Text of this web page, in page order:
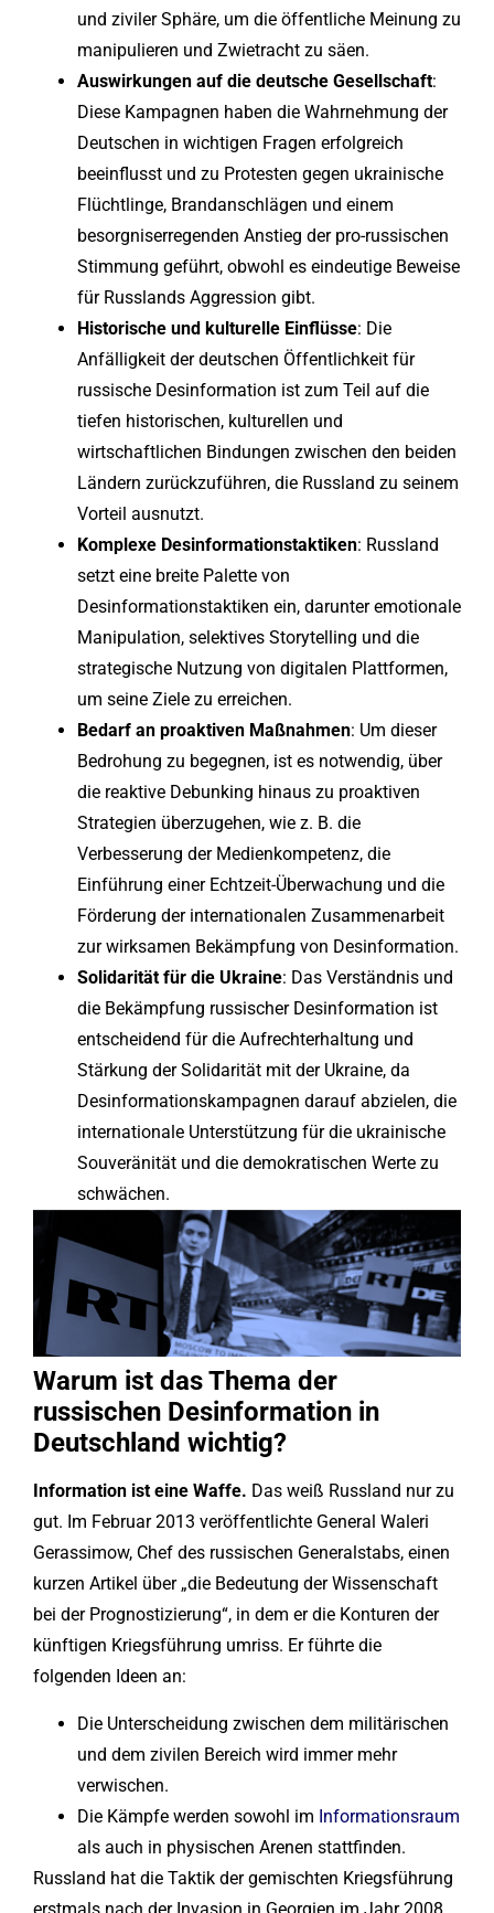
und ziviler Sphäre, um die öffentliche Meinung zu
manipulieren und Zwietracht zu säen.
Auswirkungen auf die deutsche Gesellschaft:
Diese Kampagnen haben die Wahrnehmung der
Deutschen in wichtigen Fragen erfolgreich
beeinflusst und zu Protesten gegen ukrainische
Flüchtlinge, Brandanschlägen und einem
besorgniserregenden Anstieg der pro-russischen
Stimmung geführt, obwohl es eindeutige Beweise
für Russlands Aggression gibt.
Historische und kulturelle Einflüsse: Die
Anfälligkeit der deutschen Öffentlichkeit für
russische Desinformation ist zum Teil auf die
tiefen historischen, kulturellen und
wirtschaftlichen Bindungen zwischen den beiden
Ländern zurückzuführen, die Russland zu seinem
Vorteil ausnutzt.
Komplexe Desinformationstaktiken: Russland
setzt eine breite Palette von
Desinformationstaktiken ein, darunter emotionale
Manipulation, selektives Storytelling und die
strategische Nutzung von digitalen Plattformen,
um seine Ziele zu erreichen.
Bedarf an proaktiven Maßnahmen: Um dieser
Bedrohung zu begegnen, ist es notwendig, über
die reaktive Debunking hinaus zu proaktiven
Strategien überzugehen, wie z. B. die
Verbesserung der Medienkompetenz, die
Einführung einer Echtzeit-Überwachung und die
Förderung der internationalen Zusammenarbeit
zur wirksamen Bekämpfung von Desinformation.
Solidarität für die Ukraine: Das Verständnis und
die Bekämpfung russischer Desinformation ist
entscheidend für die Aufrechterhaltung und
Stärkung der Solidarität mit der Ukraine, da
Desinformationskampagnen darauf abzielen, die
internationale Unterstützung für die ukrainische
Souveränität und die demokratischen Werte zu
schwächen.
Warum ist das Thema der
russischen Desinformation in
Deutschland wichtig?
Information ist eine Waffe. Das weiß Russland nur zu
gut. Im Februar 2013 veröffentlichte General Waleri
Gerassimow, Chef des russischen Generalstabs, einen
kurzen Artikel über „die Bedeutung der Wissenschaft
bei der Prognostizierung“, in dem er die Konturen der
künftigen Kriegsführung umriss. Er führte die
folgenden Ideen an:
Die Unterscheidung zwischen dem militärischen
und dem zivilen Bereich wird immer mehr
verwischen.
Die Kämpfe werden sowohl im Informationsraum
als auch in physischen Arenen stattfinden.
Russland hat die Taktik der gemischten Kriegsführung